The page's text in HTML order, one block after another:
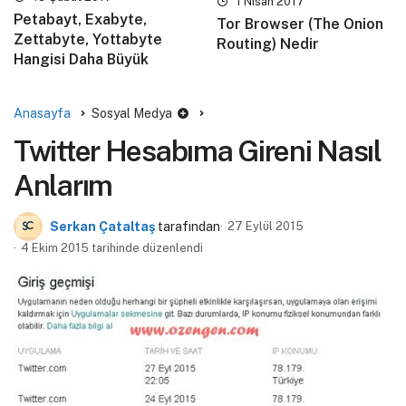
Petabayt, Exabyte,
Zettabyte, Yottabyte
Hangisi Daha Büyük
Tor Browser (The Onion
Routing) Nedir
Anasayfa Sosyal Medya
Twitter Hesabıma Gireni Nasıl
Anlarım
Serkan Çataltaş tarafından 27 Eylül 2015
4 Ekim 2015 tarihinde düzenlendi